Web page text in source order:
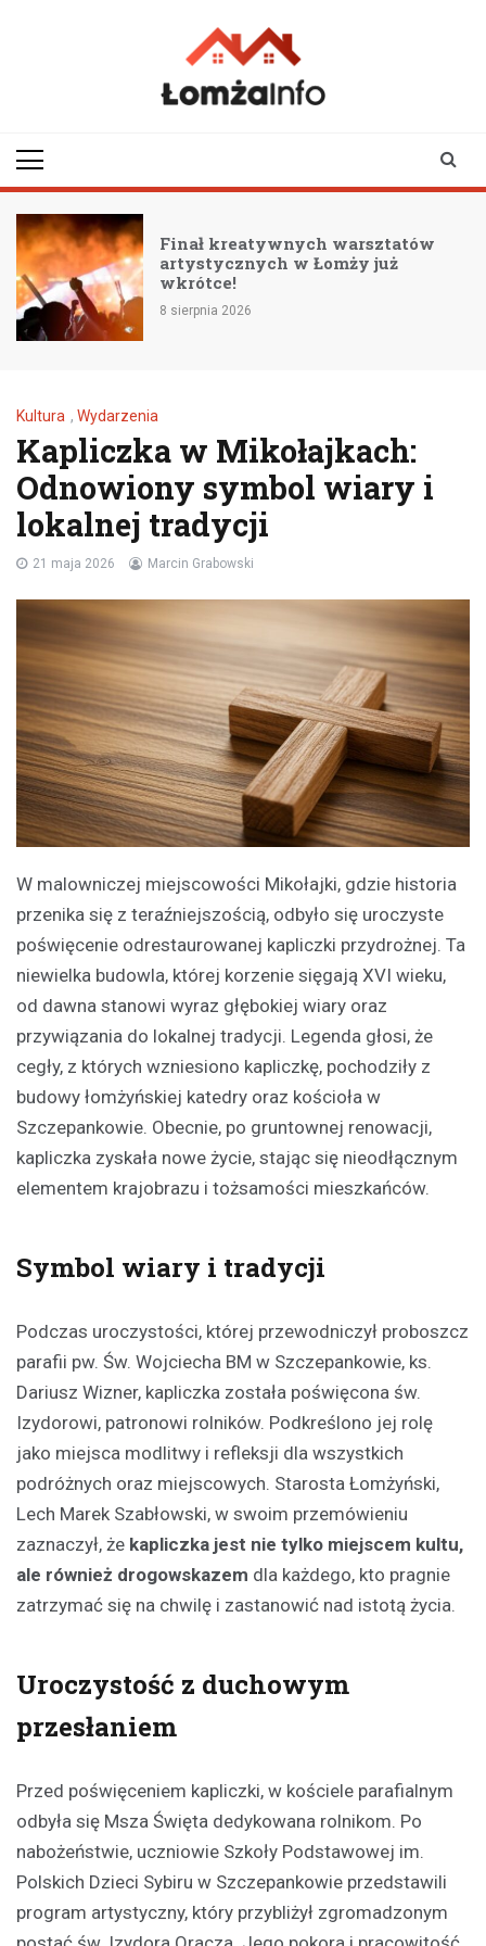
Finał kreatywnych warsztatów
artystycznych w Łomży już
wkrótce!
8 sierpnia 2026
Kultura , Wydarzenia
Kapliczka w Mikołajkach:
Odnowiony symbol wiary i
lokalnej tradycji
21 maja 2026 Marcin Grabowski
W malowniczej miejscowości Mikołajki, gdzie historia
przenika się z teraźniejszością, odbyło się uroczyste
poświęcenie odrestaurowanej kapliczki przydrożnej. Ta
niewielka budowla, której korzenie sięgają XVI wieku,
od dawna stanowi wyraz głębokiej wiary oraz
przywiązania do lokalnej tradycji. Legenda głosi, że
cegły, z których wzniesiono kapliczkę, pochodziły z
budowy łomżyńskiej katedry oraz kościoła w
Szczepankowie. Obecnie, po gruntownej renowacji,
kapliczka zyskała nowe życie, stając się nieodłącznym
elementem krajobrazu i tożsamości mieszkańców.
Symbol wiary i tradycji
Podczas uroczystości, której przewodniczył proboszcz
parafii pw. Św. Wojciecha BM w Szczepankowie, ks.
Dariusz Wizner, kapliczka została poświęcona św.
Izydorowi, patronowi rolników. Podkreślono jej rolę
jako miejsca modlitwy i refleksji dla wszystkich
podróżnych oraz miejscowych. Starosta Łomżyński,
Lech Marek Szabłowski, w swoim przemówieniu
zaznaczył, że kapliczka jest nie tylko miejscem kultu,
ale również drogowskazem dla każdego, kto pragnie
zatrzymać się na chwilę i zastanowić nad istotą życia.
Uroczystość z duchowym
przesłaniem
Przed poświęceniem kapliczki, w kościele parafialnym
odbyła się Msza Święta dedykowana rolnikom. Po
nabożeństwie, uczniowie Szkoły Podstawowej im.
Polskich Dzieci Sybiru w Szczepankowie przedstawili
program artystyczny, który przybliżył zgromadzonym